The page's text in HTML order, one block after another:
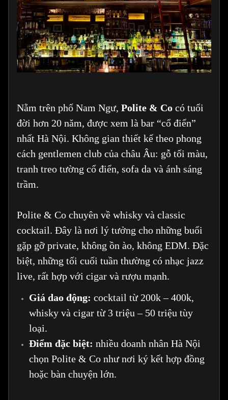
Nằm trên phố Nam Ngư, Polite & Co có tuổi
đời hơn 20 năm, được xem là bar “cổ điển”
nhất Hà Nội. Không gian thiết kế theo phong
cách gentlemen club của châu Âu: gỗ tối màu,
tranh treo tường cổ điển, sofa da và ánh sáng
trầm.
Polite & Co chuyên về whisky và classic
cocktail. Đây là nơi lý tưởng cho những buổi
gặp gỡ private, không ồn ào, không EDM. Đặc
biệt, những tối cuối tuần thường có nhạc jazz
live, rất hợp với cigar và rượu mạnh.
Giá dao động: cocktail từ 200k – 400k,
whisky và cigar từ 3 triệu – 50 triệu tùy
loại.
Điểm đặc biệt: nhiều doanh nhân Hà Nội
chọn Polite & Co như nơi ký kết hợp đồng
hoặc bàn chuyện lớn.